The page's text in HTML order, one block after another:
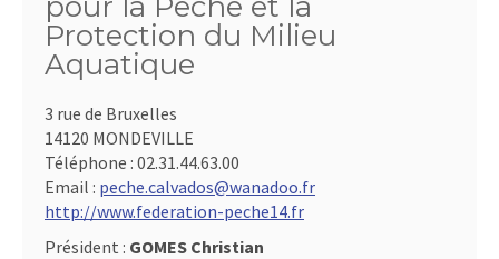
Protection du Milieu
Aquatique
3 rue de Bruxelles
14120 MONDEVILLE
Téléphone : 02.31.44.63.00
Email : peche.calvados@wanadoo.fr
http://www.federation-peche14.fr
Président : GOMES Christian